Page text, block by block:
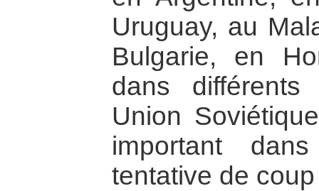
Uruguay, au
Bulgarie, en
dans différents
Union
important
tentative de coup